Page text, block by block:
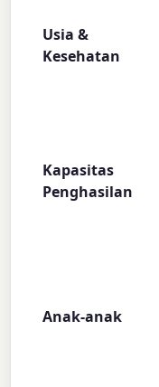
Usia &
Kesehatan
Kapasitas
Penghasilan
Anak-anak